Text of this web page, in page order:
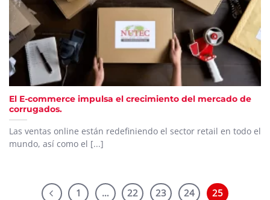
El E-commerce impulsa el crecimiento del mercado de
corrugados.
Las ventas online están redefiniendo el sector retail en todo el
mundo, así como el [...]
1 … 22 23 24 25